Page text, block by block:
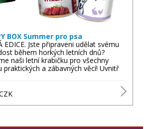
BOX Summer pro psa
EDICE. Jste připraveni udělat svému
během horkých letních dnů?
naši letní krabičku pro všechny
praktických a zábavných věcí! Uvnitř